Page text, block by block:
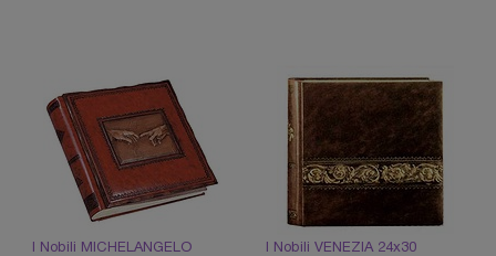
I Nobili MICHELANGELO
I Nobili VENEZIA 24х30